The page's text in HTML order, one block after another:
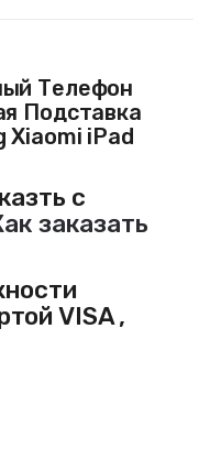
Телефон
Подставка
Xiaomi iPad
с
заказать
VISA ,